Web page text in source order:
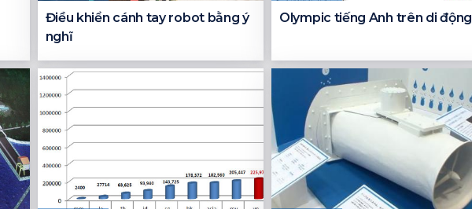
Điều khiển cánh tay robot bằng ý
nghĩ
Olympic tiếng Anh trên di động